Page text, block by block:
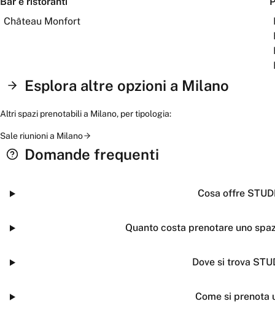
Château Monfort
Esplora altre opzioni a Milano
Altri spazi prenotabili a Milano, per tipologia:
Sale riunionia Milano
Domande frequenti
Cosa offre
Quanto costa prenotare uno
Dove si trova
Come si prenota